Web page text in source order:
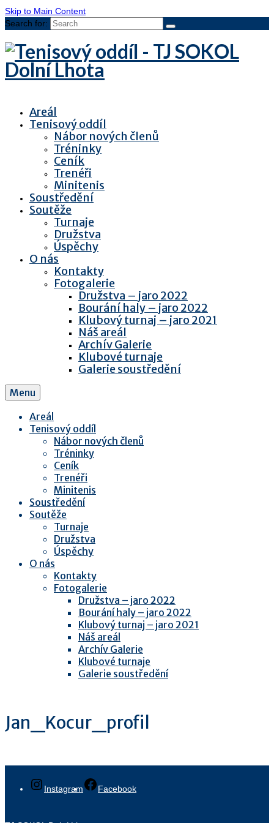
Skip to Main Content
Search for:
Areál
Tenisový oddíl
Nábor nových členů
Tréninky
Ceník
Trenéři
Minitenis
Soustředění
Soutěže
Turnaje
Družstva
Úspěchy
O nás
Kontakty
Fotogalerie
Družstva – jaro 2022
Bourání haly – jaro 2022
Klubový turnaj – jaro 2021
Náš areál
Archív Galerie
Klubové turnaje
Galerie soustředění
Menu
Areál
Tenisový oddíl
Nábor nových členů
Tréninky
Ceník
Trenéři
Minitenis
Soustředění
Soutěže
Turnaje
Družstva
Úspěchy
O nás
Kontakty
Fotogalerie
Družstva – jaro 2022
Bourání haly – jaro 2022
Klubový turnaj – jaro 2021
Náš areál
Archív Galerie
Klubové turnaje
Galerie soustředění
Jan_Kocur_profil
Instagram Facebook